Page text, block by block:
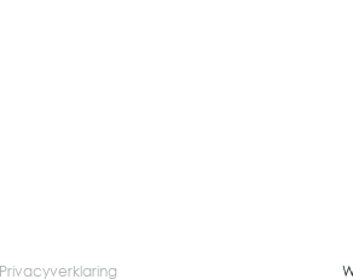
Privacyverklaring